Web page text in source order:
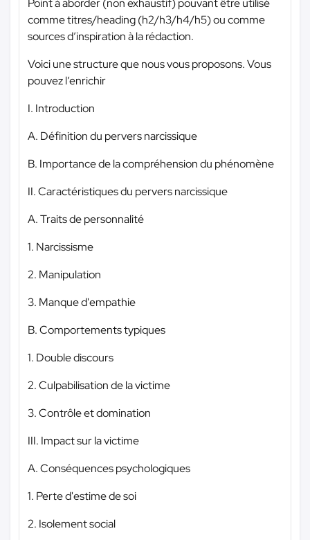
comme titres/heading (h2/h3/h4/h5) ou comme
sources d’inspiration à la rédaction.
Voici une structure que nous vous proposons. Vous
pouvez l’enrichir
I. Introduction
A. Définition du pervers narcissique
B. Importance de la compréhension du phénomène
II. Caractéristiques du pervers narcissique
A. Traits de personnalité
1. Narcissisme
2. Manipulation
3. Manque d'empathie
B. Comportements typiques
1. Double discours
2. Culpabilisation de la victime
3. Contrôle et domination
III. Impact sur la victime
A. Conséquences psychologiques
1. Perte d'estime de soi
2. Isolement social